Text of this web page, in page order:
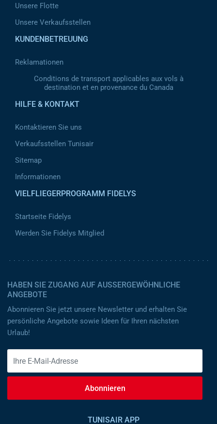
Unsere Flotte
Unsere Verkaufsstellen
KUNDENBETREUUNG
Reklamationen
Conditions de transport applicables aux vols à
destination et en provenance du Canada
HILFE & KONTAKT
Kontaktieren Sie uns
Verkaufsstellen Tunisair
Sitemap
Informationen
VIELFLIEGERPROGRAMM FIDELYS
Startseite Fidelys
Werden Sie Fidelys Mitglied
HABEN SIE ZUGANG AUF AUSSERGEWÖHNLICHE A
NGEBOTE
Abonnieren Sie jetzt unsere Newsletter und erhalten Sie
persönliche Angebote sowie Ideen für Ihren nächsten
Urlaub!
Abonnieren
TUNISAIR APP